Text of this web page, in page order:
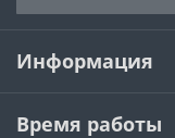
Информация
Время работы